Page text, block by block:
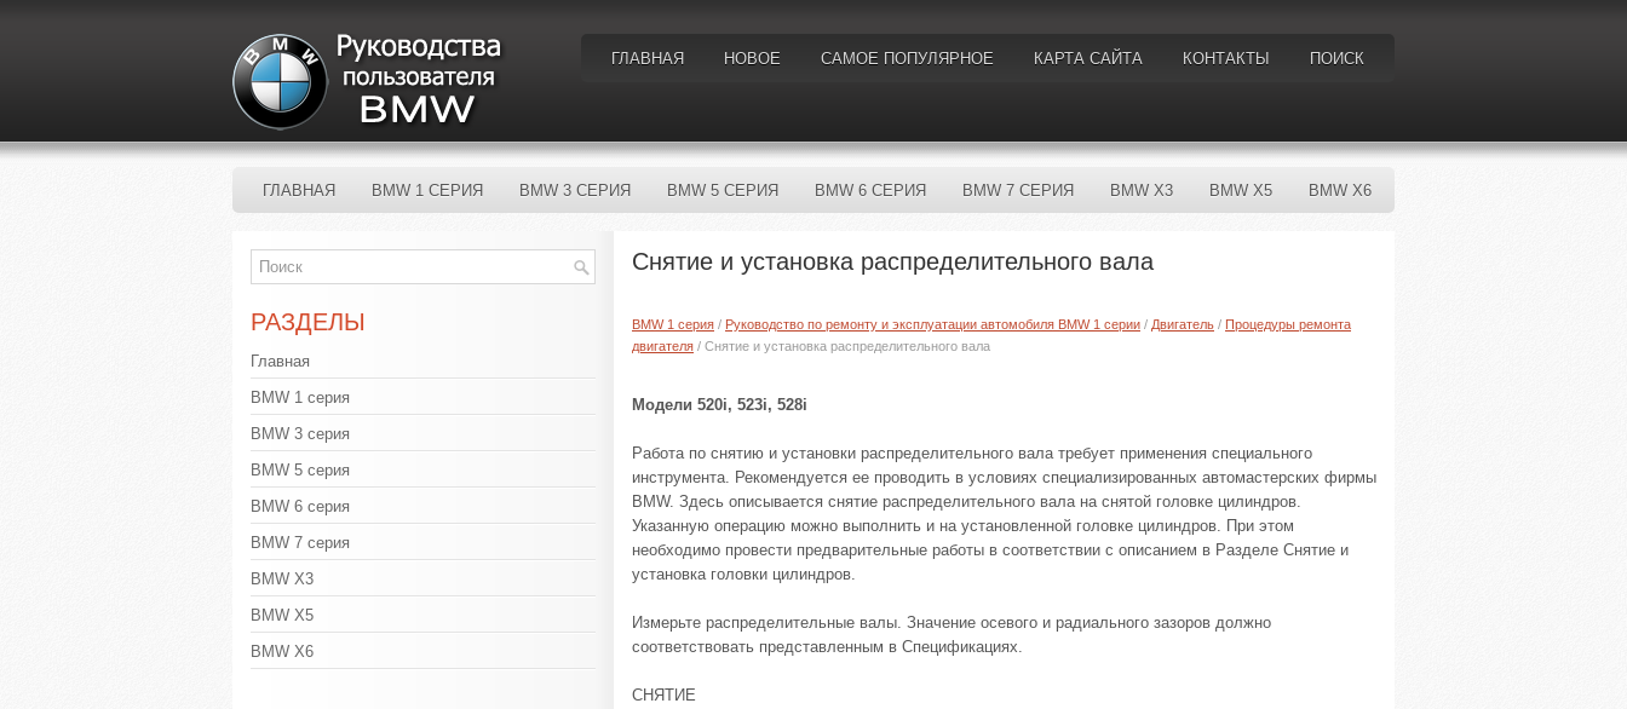
ГЛАВНАЯ НОВОЕ САМОЕ ПОПУЛЯРНОЕ КАРТА САЙТА КОНТАКТЫ ПОИСК
ГЛАВНАЯ BMW 1 СЕРИЯ BMW 3 СЕРИЯ BMW 5 СЕРИЯ BMW 6 СЕРИЯ BMW 7 СЕРИЯ BMW X3 BMW X5 BMW X6
Снятие и установка распределительного вала
BMW 1 серия / Руководство по ремонту и эксплуатации автомобиля BMW 1 серии / Двигатель / Процедуры ремонта
двигателя / Снятие и установка распределительного вала
Модели 520i, 523i, 528i
Работа по снятию и установки распределительного вала требует применения специального
инструмента. Рекомендуется ее проводить в условиях специализированных автомастерских фирмы
BMW. Здесь описывается снятие распределительного вала на снятой головке цилиндров.
Указанную операцию можно выполнить и на установленной головке цилиндров. При этом
необходимо провести предварительные работы в соответствии с описанием в Разделе Снятие и
установка головки цилиндров.
Измерьте распределительные валы. Значение осевого и радиального зазоров должно
соответствовать представленным в Спецификациях.
СНЯТИЕ
РАЗДЕЛЫ
Главная
BMW 1 серия
BMW 3 серия
BMW 5 серия
BMW 6 серия
BMW 7 серия
BMW X3
BMW X5
BMW X6